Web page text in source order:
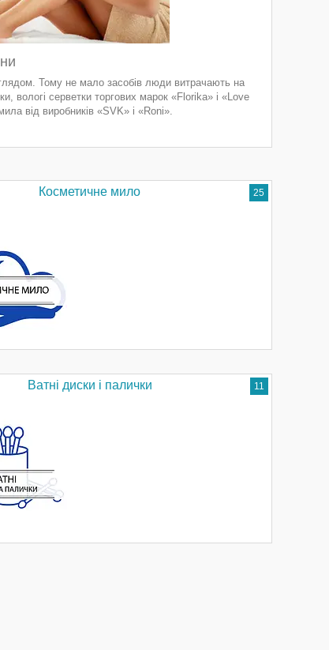
Тому не мало засобів люди витрачають на
вологі серветки торгових марок «Florika» і «Love
від виробників «SVK» і «Roni».
Косметичне мило 25
Ватні диски і палички 11